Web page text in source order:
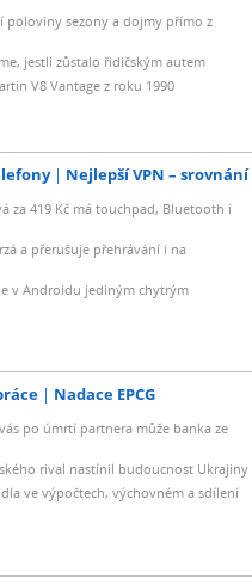
poloviny sezony a dojmy přímo z
jestli zůstalo řidičským autem
V8 Vantage z roku 1990
Nejlepší VPN – srovnání
za 419 Kč má touchpad, Bluetooth i
a přerušuje přehrávání i na
v Androidu jediným chytrým
Nadace EPCG
po úmrtí partnera může banka ze
rival nastínil budoucnost Ukrajiny
ve výpočtech, výchovném a sdílení